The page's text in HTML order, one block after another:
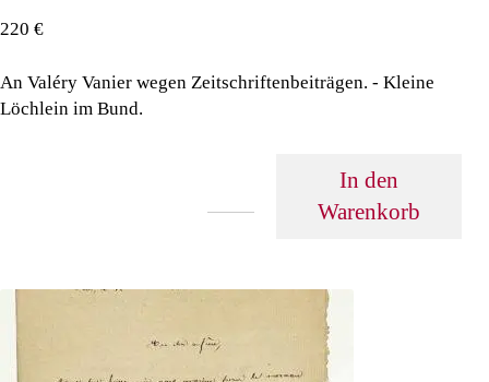
220 €
An Valéry Vanier wegen Zeitschriftenbeiträgen. - Kleine
Löchlein im Bund.
In den
Warenkorb